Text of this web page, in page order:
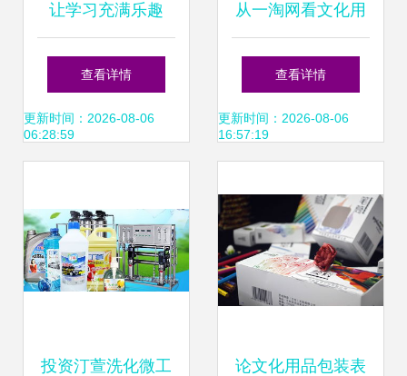
让学习充满乐趣
XDDA9鑫都老虎造
型趣味橡皮擦的全
查看详情
更新时间：2026-08-06
06:28:59
从一淘网看文化用
品新趋势 中性笔定
制与茶具零售的价
查看详情
更新时间：2026-08-06
16:57:19
投资汀萱洗化微工 论文化用品包装表